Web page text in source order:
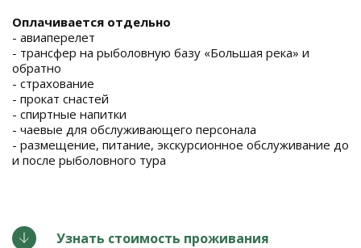
Оплачивается отдельно
- авиаперелет
- трансфер на рыболовную базу «Большая река» и
обратно
- страхование
- прокат снастей
- спиртные напитки
- чаевые для обслуживающего персонала
- размещение, питание, экскурсионное обслуживание до
и после рыболовного тура
Узнать стоимость проживания